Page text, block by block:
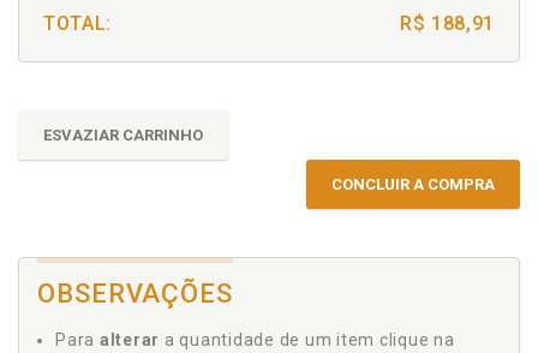
TOTAL: R$ 188,91
ESVAZIAR CARRINHO
CONCLUIR A COMPRA
OBSERVAÇÕES
Para alterar a quantidade de um item clique na